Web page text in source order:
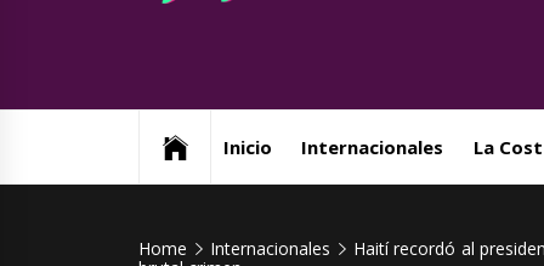
Inicio Internacionales La
Home Internacionales
Haití recordó al